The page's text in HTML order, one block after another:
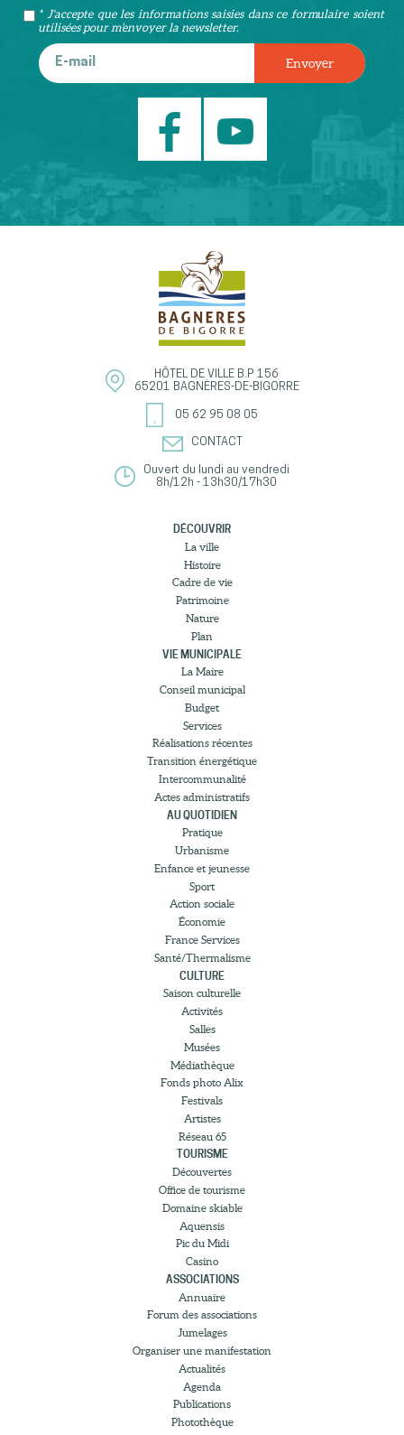
* J'accepte que les informations saisies dans ce formulaire soient
utilisées pour m’envoyer la newsletter.
HÔTEL DE VILLE B.P 156
65201 BAGNÈRES-DE-BIGORRE
05 62 95 08 05
CONTACT
Ouvert du lundi au vendredi
8h/12h - 13h30/17h30
DÉCOUVRIR
La ville
Histoire
Cadre de vie
Patrimoine
Nature
Plan
VIE MUNICIPALE
La Maire
Conseil municipal
Budget
Services
Réalisations récentes
Transition énergétique
Intercommunalité
Actes administratifs
AU QUOTIDIEN
Pratique
Urbanisme
Enfance et jeunesse
Sport
Action sociale
Économie
France Services
Santé/Thermalisme
CULTURE
Saison culturelle
Activités
Salles
Musées
Médiathèque
Fonds photo Alix
Festivals
Artistes
Réseau 65
TOURISME
Découvertes
Office de tourisme
Domaine skiable
Aquensis
Pic du Midi
Casino
ASSOCIATIONS
Annuaire
Forum des associations
Jumelages
Organiser une manifestation
Actualités
Agenda
Publications
Photothèque